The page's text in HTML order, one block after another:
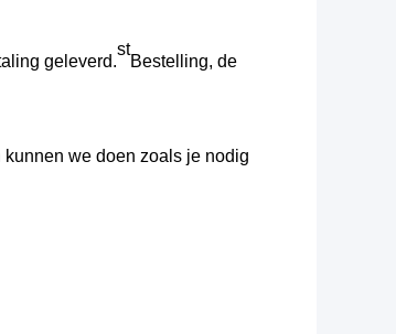
geleverd.
st
Bestelling, de
we doen zoals je nodig